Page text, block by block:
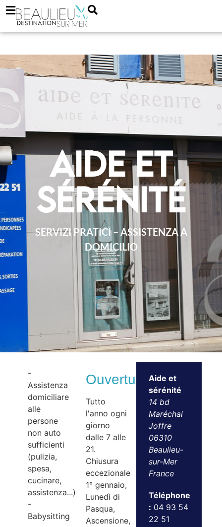
Aide et
sérénité
SERVIZI PRATICI – ASSISTENZA A
DOMICILIO
-
Assistenza
domiciliare
alle
persone
non auto
sufficienti
(pulizia,
spesa,
cucinare,
assistenza...)
-
Babysitting
Ouvertures
Tutto
l'anno ogni
giorno
dalle 7 alle
21.
Chiusura
eccezionale
1° gennaio,
Lunedì di
Pasqua,
Ascensione,
Aide et
sérénité
14 bd
Maréchal
Joffre
06310
Beaulieu-
sur-Mer
France
Téléphone
: 04 93 54
22 51